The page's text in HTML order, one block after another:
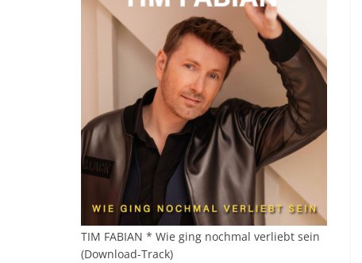
TIM FABIAN * Wie ging nochmal verliebt sein
(Download-Track)